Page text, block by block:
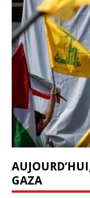
GAZA